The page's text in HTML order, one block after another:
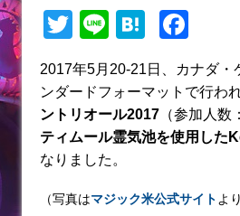
T
itt
er
Li
e
H
e
n
a
c
e
b
o
2017年5月20-21日、カナダ・
ンダードフォーマットで行わ
ントリオール2017 （参加人
ティムール霊気池を使用した
なりました。
（写真はマジック米公式サイト よ